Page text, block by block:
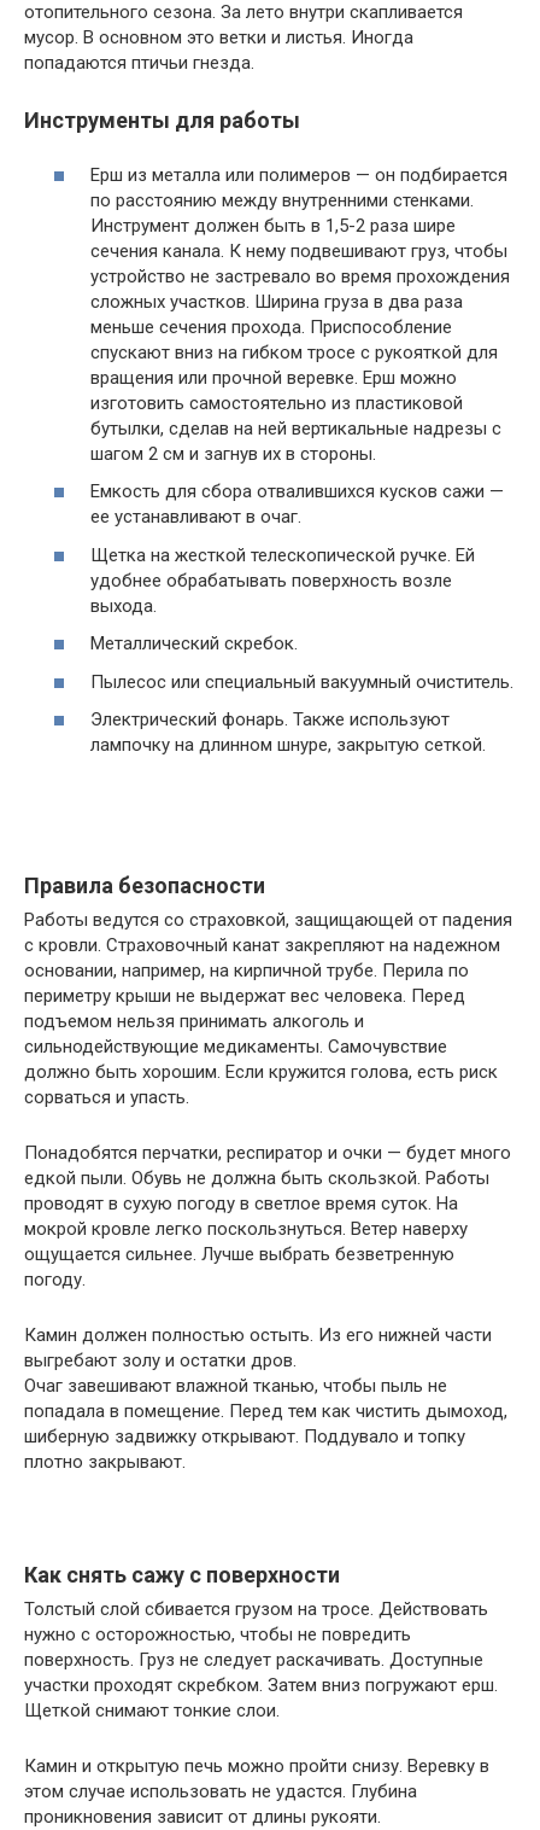
отопительного сезона. За лето внутри скапливается
мусор. В основном это ветки и листья. Иногда
попадаются птичьи гнезда.
Инструменты для работы
Ерш из металла или полимеров — он подбирается
по расстоянию между внутренними стенками.
Инструмент должен быть в 1,5-2 раза шире
сечения канала. К нему подвешивают груз, чтобы
устройство не застревало во время прохождения
сложных участков. Ширина груза в два раза
меньше сечения прохода. Приспособление
спускают вниз на гибком тросе с рукояткой для
вращения или прочной веревке. Ерш можно
изготовить самостоятельно из пластиковой
бутылки, сделав на ней вертикальные надрезы с
шагом 2 см и загнув их в стороны.
Емкость для сбора отвалившихся кусков сажи —
ее устанавливают в очаг.
Щетка на жесткой телескопической ручке. Ей
удобнее обрабатывать поверхность возле
выхода.
Металлический скребок.
Пылесос или специальный вакуумный очиститель.
Электрический фонарь. Также используют
лампочку на длинном шнуре, закрытую сеткой.
Правила безопасности
Работы ведутся со страховкой, защищающей от падения
с кровли. Страховочный канат закрепляют на надежном
основании, например, на кирпичной трубе. Перила по
периметру крыши не выдержат вес человека. Перед
подъемом нельзя принимать алкоголь и
сильнодействующие медикаменты. Самочувствие
должно быть хорошим. Если кружится голова, есть риск
сорваться и упасть.
Понадобятся перчатки, респиратор и очки — будет много
едкой пыли. Обувь не должна быть скользкой. Работы
проводят в сухую погоду в светлое время суток. На
мокрой кровле легко поскользнуться. Ветер наверху
ощущается сильнее. Лучше выбрать безветренную
погоду.
Камин должен полностью остыть. Из его нижней части
выгребают золу и остатки дров.
Очаг завешивают влажной тканью, чтобы пыль не
попадала в помещение. Перед тем как чистить дымоход,
шиберную задвижку открывают. Поддувало и топку
плотно закрывают.
Как снять сажу с поверхности
Толстый слой сбивается грузом на тросе. Действовать
нужно с осторожностью, чтобы не повредить
поверхность. Груз не следует раскачивать. Доступные
участки проходят скребком. Затем вниз погружают ерш.
Щеткой снимают тонкие слои.
Камин и открытую печь можно пройти снизу. Веревку в
этом случае использовать не удастся. Глубина
проникновения зависит от длины рукояти.